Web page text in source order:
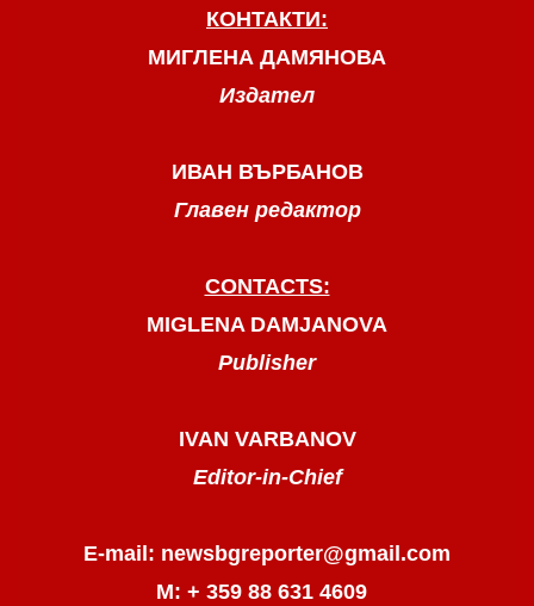
КОНТАКТИ:
МИГЛЕНА ДАМЯНОВА
Издател
ИВАН ВЪРБАНОВ
Главен редактор
CONTACTS:
MIGLENA DAMJANOVA
Publisher
IVAN VARBANOV
Editor-in-Chief
E-mail: newsbgreporter@gmail.com
М: + 359 88 631 4609